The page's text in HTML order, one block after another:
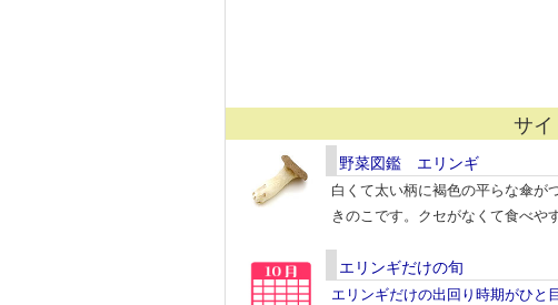
サ
野菜図鑑 エリンギ
白くて太い柄に褐色の平らな傘が
きのこです。クセがなくて食べやす
エリンギだけの旬
エリンギだけの出回り時期がひと